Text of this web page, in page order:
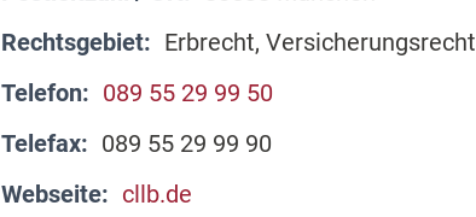
Rechtsgebiet
Erbrecht, Versicherungsrecht
Telefon
089 55 29 99 50
Telefax
089 55 29 99 90
Webseite
cllb.de